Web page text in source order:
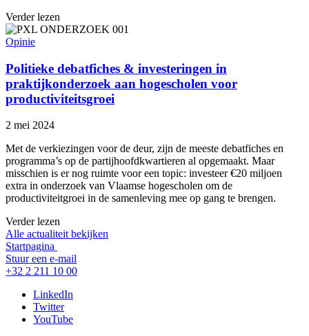
Verder lezen
Opinie
Politieke debatfiches & investeringen in
praktijkonderzoek aan hogescholen voor
productiviteitsgroei
2 mei 2024
Met de verkiezingen voor de deur, zijn de meeste debatfiches en
programma’s op de partijhoofdkwartieren al opgemaakt. Maar
misschien is er nog ruimte voor een topic: investeer €20 miljoen
extra in onderzoek van Vlaamse hogescholen om de
productiviteitgroei in de samenleving mee op gang te brengen.
Verder lezen
Alle actualiteit bekijken
Startpagina
Stuur een e-mail
+32 2 211 10 00
LinkedIn
Twitter
YouTube